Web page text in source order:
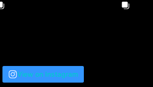
View on Instagram